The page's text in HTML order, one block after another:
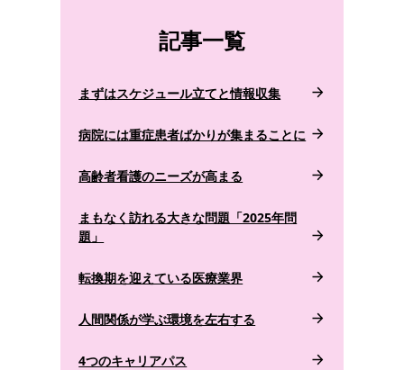
記事一覧
まずはスケジュール立てと情報収集
病院には重症患者ばかりが集まることに
高齢者看護のニーズが高まる
まもなく訪れる大きな問題「2025年問
題」
転換期を迎えている医療業界
人間関係が学ぶ環境を左右する
4つのキャリアパス